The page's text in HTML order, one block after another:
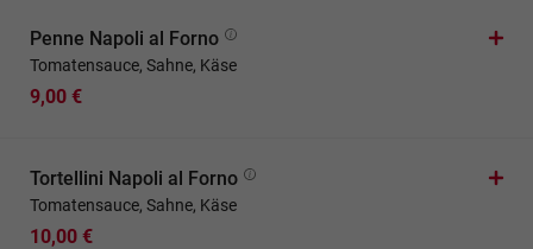
Penne Napoli al Forno
Tomatensauce, Sahne, Käse
9,00 €
Tortellini Napoli al Forno
Tomatensauce, Sahne, Käse
10,00 €